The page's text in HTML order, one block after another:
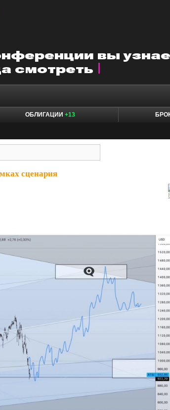
ОБЛИГАЦИИ +13
сценария